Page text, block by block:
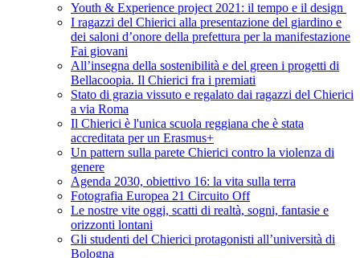
Youth & Experience project 2021: il tempo e il design
I ragazzi del Chierici alla presentazione del giardino e
dei saloni d’onore della prefettura per la manifestazione
Fai giovani
All’insegna della sostenibilità e del green i progetti di
Bellacoopia. Il Chierici fra i premiati
Stato di grazia vissuto e regalato dai ragazzi del Chierici
a via Roma
Il Chierici è l'unica scuola reggiana che è stata
accreditata per un Erasmus+
Un pattern sulla parete Chierici contro la violenza di
genere
Agenda 2030, obiettivo 16: la vita sulla terra
Fotografia Europea 21 Circuito Off
Le nostre vite oggi, scatti di realtà, sogni, fantasie e
orizzonti lontani
Gli studenti del Chierici protagonisti all’università di
Bologna